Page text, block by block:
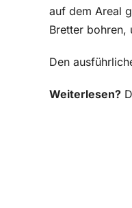
auf dem Areal
Bretter bohren,
Den
Weiterlesen?